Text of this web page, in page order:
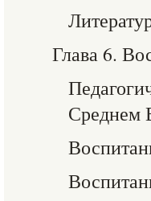
Глава 6.
Среднем